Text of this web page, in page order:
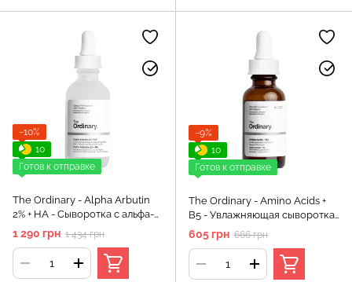
−10%
10
Готов к отправке
The Ordinary - Alpha Arbutin
2% + HA - Сыворотка с альфа-
кислотой - 60ml
1 290 грн 1 434 грн
−9%
10
Готов к отправке
The Ordinary - Amino Acids +
B5 - Увлажняющая сыворотка
с аминокислотами и
витамином B5 - 30ml
605 грн 666 грн